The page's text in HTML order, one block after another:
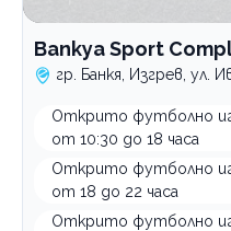
Bankya Sport
гр. Банкя, Изгрев, ул.
Открито футболно
от 10:30 до 18 часа
Открито футболно
от 18 до 22 часа
Открито футболно
Кондиционни
Групови тренировки
Тенис на маса
Шах
Бокс